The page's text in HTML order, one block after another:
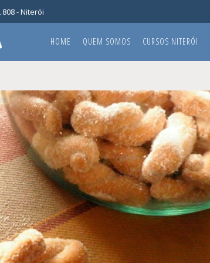
- Niterói
HOME QUEM SOMOS CURSOS NITERÓI